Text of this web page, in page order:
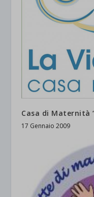
Casa di Maternità
17 Gennaio 2009